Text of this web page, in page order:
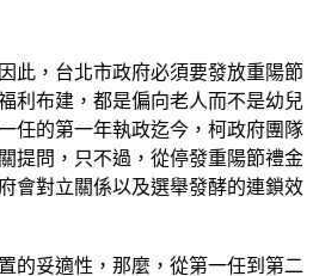
此，台北市政府必須要發放重陽節
利布建，都是偏向老人而不是幼兒
任的第一年執政迄今，柯政府團隊
提問，只不過，從停發重陽節禮金
會對立關係以及選舉發酵的連鎖效
的妥適性，那麼，從第一任到第二